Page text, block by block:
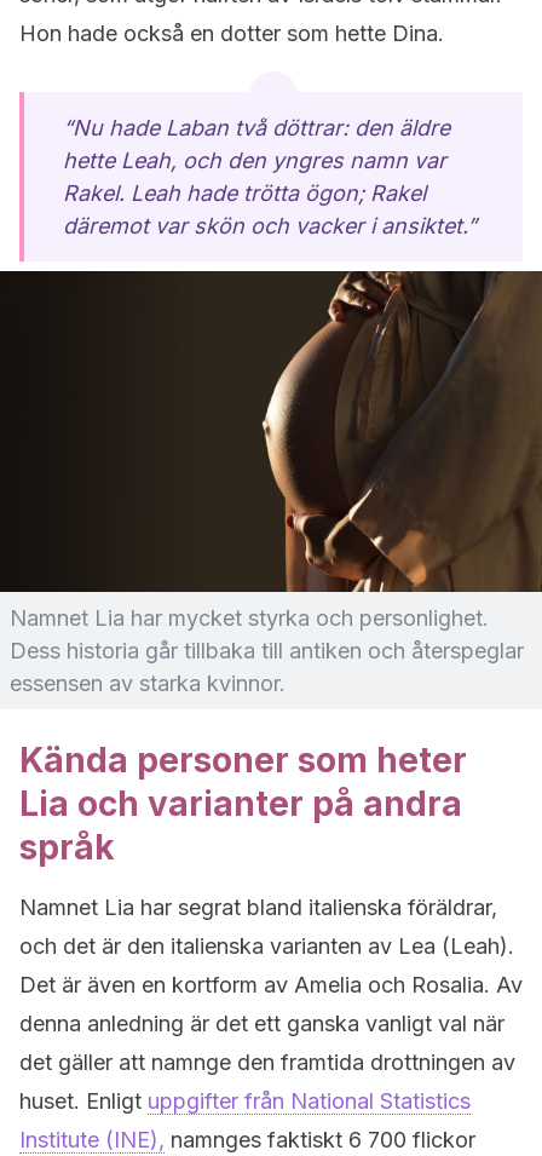
Hon hade också en dotter som hette Dina.
“Nu hade Laban två döttrar: den äldre
hette Leah, och den yngres namn var
Rakel. Leah hade trötta ögon; Rakel
däremot var skön och vacker i ansiktet.”
Namnet Lia har mycket styrka och personlighet.
Dess historia går tillbaka till antiken och återspeglar
essensen av starka kvinnor.
Kända personer som heter
Lia och varianter på andra
språk
Namnet Lia har segrat bland italienska föräldrar,
och det är den italienska varianten av Lea (Leah).
Det är även en kortform av Amelia och Rosalia. Av
denna anledning är det ett ganska vanligt val när
det gäller att namnge den framtida drottningen av
huset. Enligt uppgifter från National Statistics
Institute (INE), namnges faktiskt 6 700 flickor